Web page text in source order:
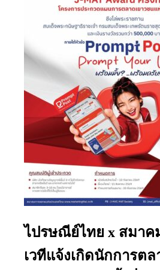
ไปรษณีย์ไทย x สมาค
เวทีแจ้งเกิดนักการต